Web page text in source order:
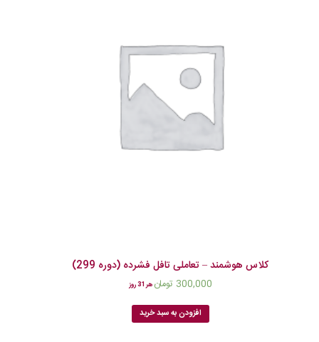
کلاس هوشمند – تعاملی تافل فشرده (دوره 299)
300,000 تومان هر 31 روز
افزودن به سبد خرید